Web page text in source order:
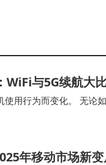
市仅6个月交付量就
米汽车在1月的交付
量得益于订单储备
一代SU7将于4月正
与5G续航大
用行为而变化。 无论
。 如果能用搭载苹果
年移动市场新